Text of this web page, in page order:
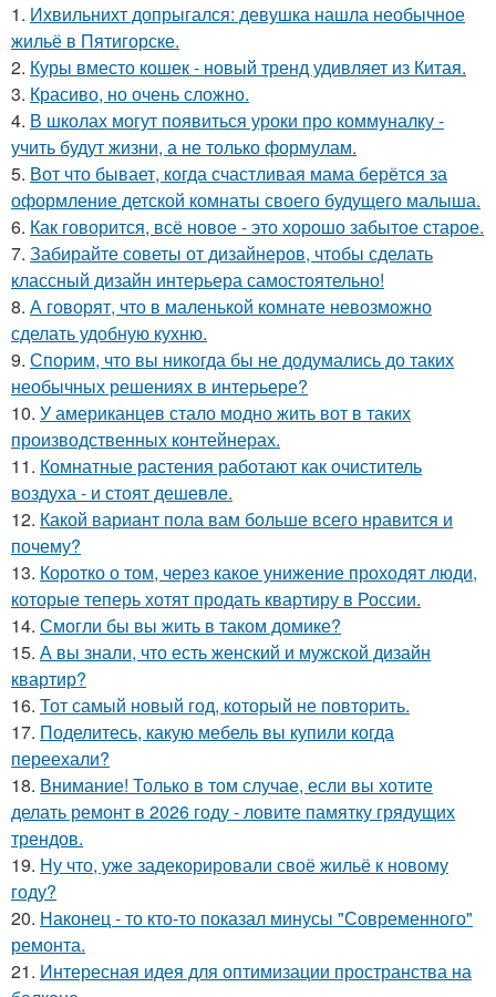
1. Ихвильнихт допрыгался: девушка нашла необычное
жильё в Пятигорске.
2. Куры вместо кошек - новый тренд удивляет из Китая.
3. Красиво, но очень сложно.
4. В школах могут появиться уроки про коммуналку -
учить будут жизни, а не только формулам.
5. Вот что бывает, когда счастливая мама берётся за
оформление детской комнаты своего будущего малыша.
6. Как говорится, всё новое - это хорошо забытое старое.
7. Забирайте советы от дизайнеров, чтобы сделать
классный дизайн интерьера самостоятельно!
8. А говорят, что в маленькой комнате невозможно
сделать удобную кухню.
9. Спорим, что вы никогда бы не додумались до таких
необычных решениях в интерьере?
10. У американцев стало модно жить вот в таких
производственных контейнерах.
11. Комнатные растения работают как очиститель
воздуха - и стоят дешевле.
12. Какой вариант пола вам больше всего нравится и
почему?
13. Коротко о том, через какое унижение проходят люди,
которые теперь хотят продать квартиру в России.
14. Смогли бы вы жить в таком домике?
15. А вы знали, что есть женский и мужской дизайн
квартир?
16. Тот самый новый год, который не повторить.
17. Поделитесь, какую мебель вы купили когда
переехали?
18. Внимание! Только в том случае, если вы хотите
делать ремонт в 2026 году - ловите памятку грядущих
трендов.
19. Ну что, уже задекорировали своё жильё к новому
году?
20. Наконец - то кто-то показал минусы "Современного"
ремонта.
21. Интересная идея для оптимизации пространства на